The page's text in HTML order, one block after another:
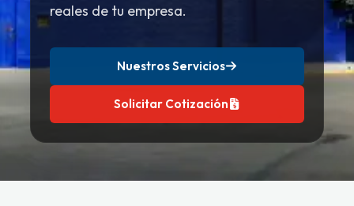
reales de tu empresa.
Nuestros Servicios
Solicitar Cotización